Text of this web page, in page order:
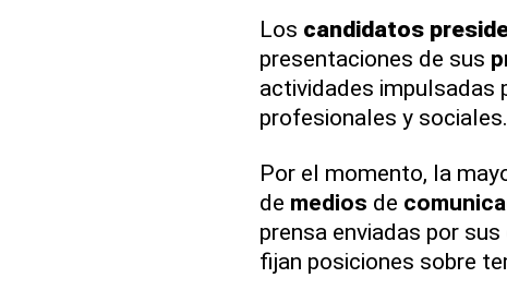
Los candidatos
presentaciones de sus
actividades impulsadas
profesionales y sociales.
Por el momento, la
de medios de
prensa enviadas por
fijan posiciones sobre